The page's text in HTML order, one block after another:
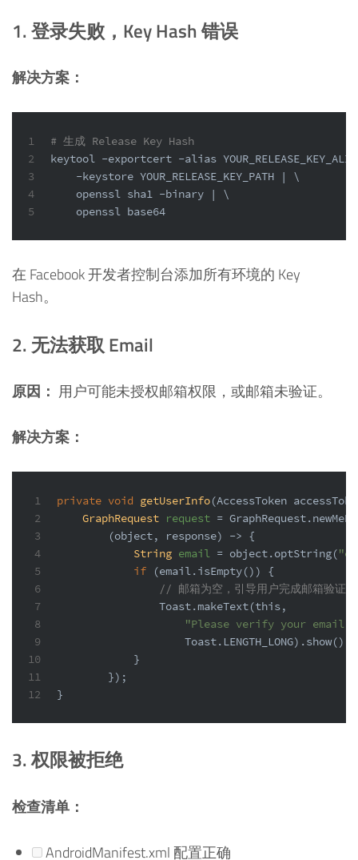
1. 登录失败，Key Hash 错误
解决方案：
1
2
3
4
5
# 生成 Release Key Hash
keytool -exportcert -alias
    -keystore YOUR_RELEASE_KEY_PATH | \
    openssl sha1 -binary | \
    openssl
base64
在 Facebook 开发者控制台添加所有环境的 Key
Hash。
2. 无法获取 Email
原因： 用户可能未授权邮箱权限，或邮箱未验证。
解决方案：
1
2
3
4
5
6
7
8
9
10
11
12
private void getUserInfo(AccessToken
GraphRequest request =
        (object, response) -> {
String email = object.optString(
if (email.isEmpty()) {
// 邮箱为空，引导用户完成邮箱验证
                Toast.makeText(
this,
"Please verify your email
                    Toast.LENGTH_LONG).show();
            }
        });
}
3. 权限被拒绝
检查清单：
AndroidManifest.xml 配置正确